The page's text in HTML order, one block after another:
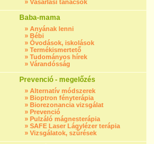
» Vásárlási tanácsok
Baba-mama
» Anyának lenni
» Bébi
» Óvodások, iskolások
» Termékismertető
» Tudományos hírek
» Várandósság
Prevenció - megelőzés
» Alternatív módszerek
» Bioptron fényterápia
» Biorezonancia vizsgálat
» Prevenció
» Pulzáló mágnesterápia
» SAFE Laser Lágylézer terápia
» Vizsgálatok, szűrések